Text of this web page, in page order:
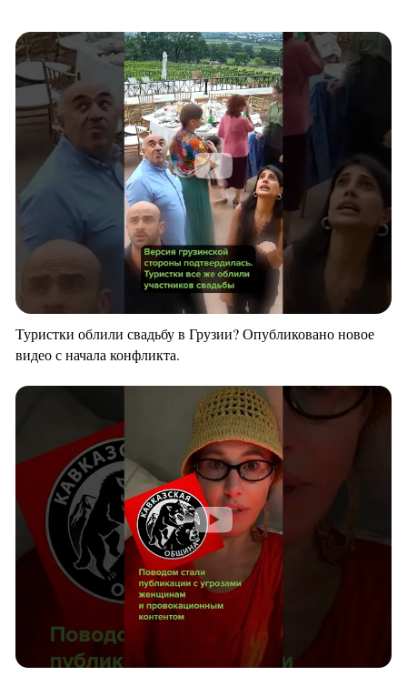
Туристки облили свадьбу в Грузии? Опубликовано новое
видео с начала конфликта.